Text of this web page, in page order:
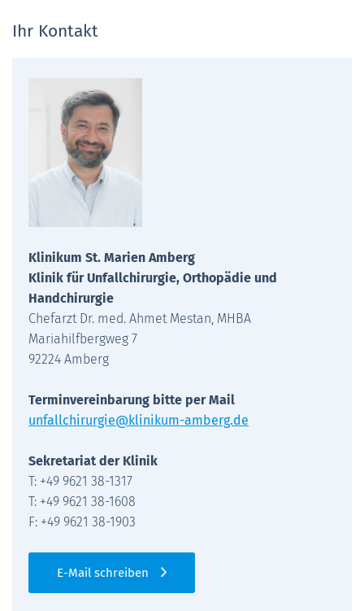
Ihr Kontakt
Klinikum St. Marien Amberg
Klinik für Unfallchirurgie, Orthopädie und
Handchirurgie
Chefarzt Dr. med. Ahmet Mestan, MHBA
Mariahilfbergweg 7
92224 Amberg
Terminvereinbarung bitte per Mail
unfallchirurgie@klinikum-amberg.de
Sekretariat der Klinik
T: +49 9621 38-1317
T: +49 9621 38-1608
F: +49 9621 38-1903
E-Mail schreiben